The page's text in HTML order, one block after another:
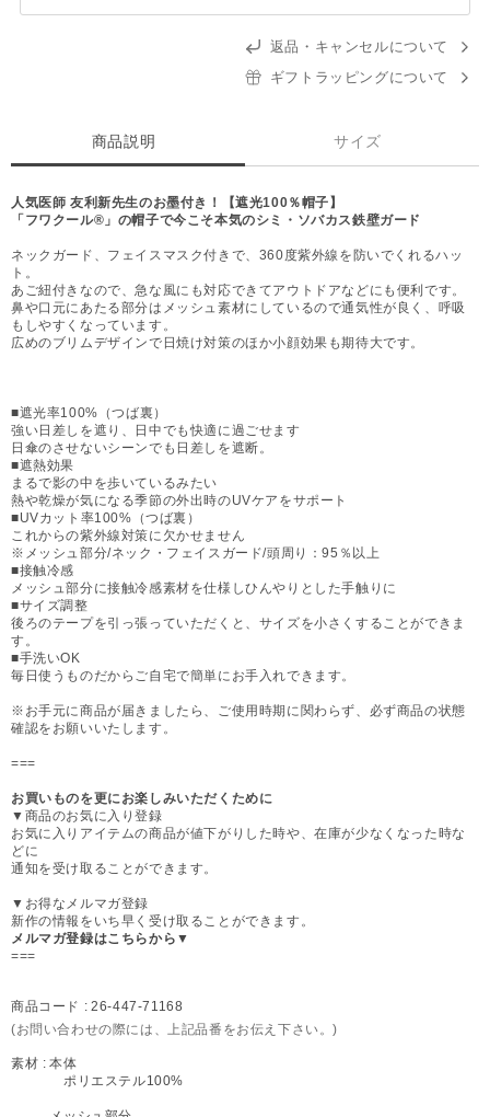
返品・キャンセルについて
ギフトラッピングについて
商品説明 サイズ
人気医師 友利新先生のお墨付き！【遮光100％帽子】
「フワクール®」の帽子で今こそ本気のシミ・ソバカス鉄壁ガード
ネックガード、フェイスマスク付きで、360度紫外線を防いでくれるハッ
ト。
あご紐付きなので、急な風にも対応できてアウトドアなどにも便利です。
鼻や口元にあたる部分はメッシュ素材にしているので通気性が良く、呼吸
もしやすくなっています。
広めのブリムデザインで日焼け対策のほか小顔効果も期待大です。
■遮光率100%（つば裏）
強い日差しを遮り、日中でも快適に過ごせます
日傘のさせないシーンでも日差しを遮断。
■遮熱効果
まるで影の中を歩いているみたい
熱や乾燥が気になる季節の外出時のUVケアをサポート
■UVカット率100%（つば裏）
これからの紫外線対策に欠かせません
※メッシュ部分/ネック・フェイスガード/頭周り：95％以上
■接触冷感
メッシュ部分に接触冷感素材を仕様しひんやりとした手触りに
■サイズ調整
後ろのテープを引っ張っていただくと、サイズを小さくすることができま
す。
■手洗いOK
毎日使うものだからご自宅で簡単にお手入れできます。
※お手元に商品が届きましたら、ご使用時期に関わらず、必ず商品の状態
確認をお願いいたします。
===
お買いものを更にお楽しみいただくために
▼商品のお気に入り登録
お気に入りアイテムの商品が値下がりした時や、在庫が少なくなった時な
どに
通知を受け取ることができます。
▼お得なメルマガ登録
新作の情報をいち早く受け取ることができます。
メルマガ登録はこちらから▼
===
商品コード : 26-447-71168
(お問い合わせの際には、上記品番をお伝え下さい。)
素材 : 本体
ポリエステル100%